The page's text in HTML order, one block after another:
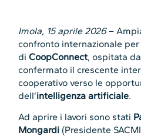
Imola, 15 aprile 2026–
confronto internazionale
diCoopConnect, ospitata da
confermato il crescente
cooperativo verso le
dell’intelligenza artificiale.
Ad aprire i lavori sono stati
Mongardi (Presidente